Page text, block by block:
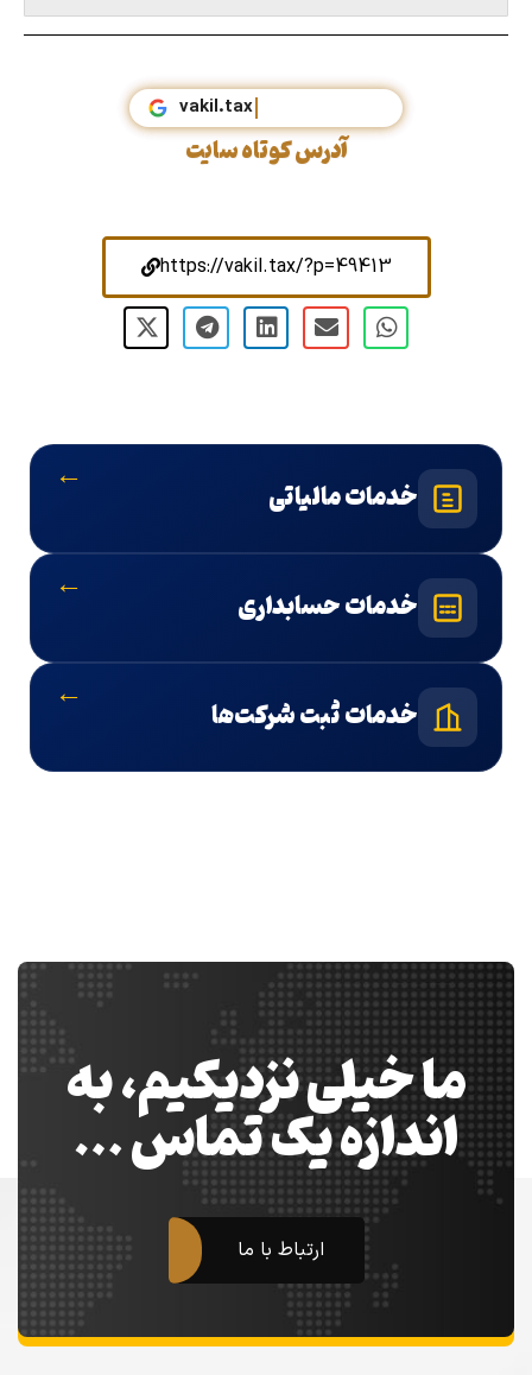
vakil.tax
آدرس کوتاه سایت
https://vakil.tax/?p=49413
خدمات مالیاتی
←
خدمات حسابداری
←
خدمات ثبت شرکت‌ها
←
ما خیلی نزدیکیم، به
اندازه یک تماس …
ارتباط با ما